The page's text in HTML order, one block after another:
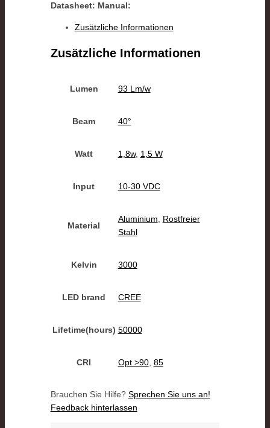
Datasheet: Manual:
Zusätzliche Informationen
Zusätzliche Informationen
Lumen 93 Lm/w
Beam 40°
Watt 1,8w, 1,5 W
Input 10-30 VDC
Material
Aluminium, Rostfreier
Stahl
Kelvin 3000
LED brand CREE
Lifetime(hours) 50000
CRI Opt >90, 85
Brauchen Sie Hilfe? Sprechen Sie uns an!
Feedback hinterlassen